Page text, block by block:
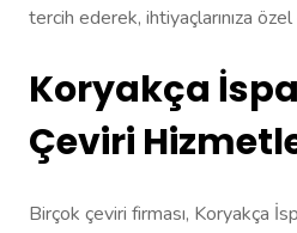
tercih ederek, ihtiyaçlarınıza
Koryakça
Çeviri
Birçok çeviri firması, Koryakça